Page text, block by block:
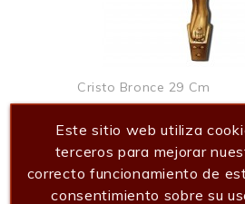
Cristo Bronce 29 Cm
Añadir al carrito
Este sitio web utiliza
terceros para mejorar
correcto funcionamiento de
consentimiento sobre su